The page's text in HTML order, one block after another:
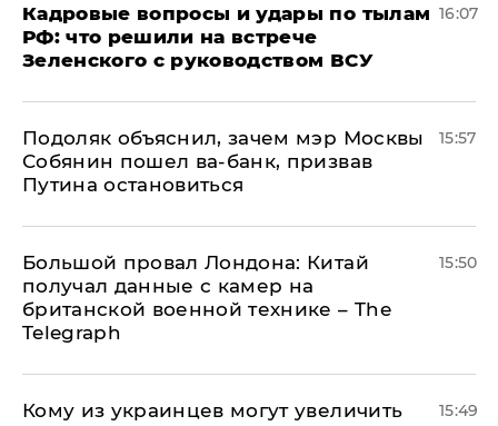
Кадровые вопросы и удары по тылам
РФ: что решили на встрече
Зеленского с руководством ВСУ
16:07
Подоляк объяснил, зачем мэр Москвы
Собянин пошел ва-банк, призвав
Путина остановиться
15:57
Большой провал Лондона: Китай
получал данные с камер на
британской военной технике – The
Telegraph
15:50
Кому из украинцев могут увеличить
15:49